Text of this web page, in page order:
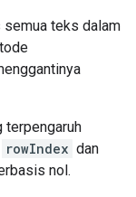
semua teks dalam
terpengaruh
rowIndex dan
nol.